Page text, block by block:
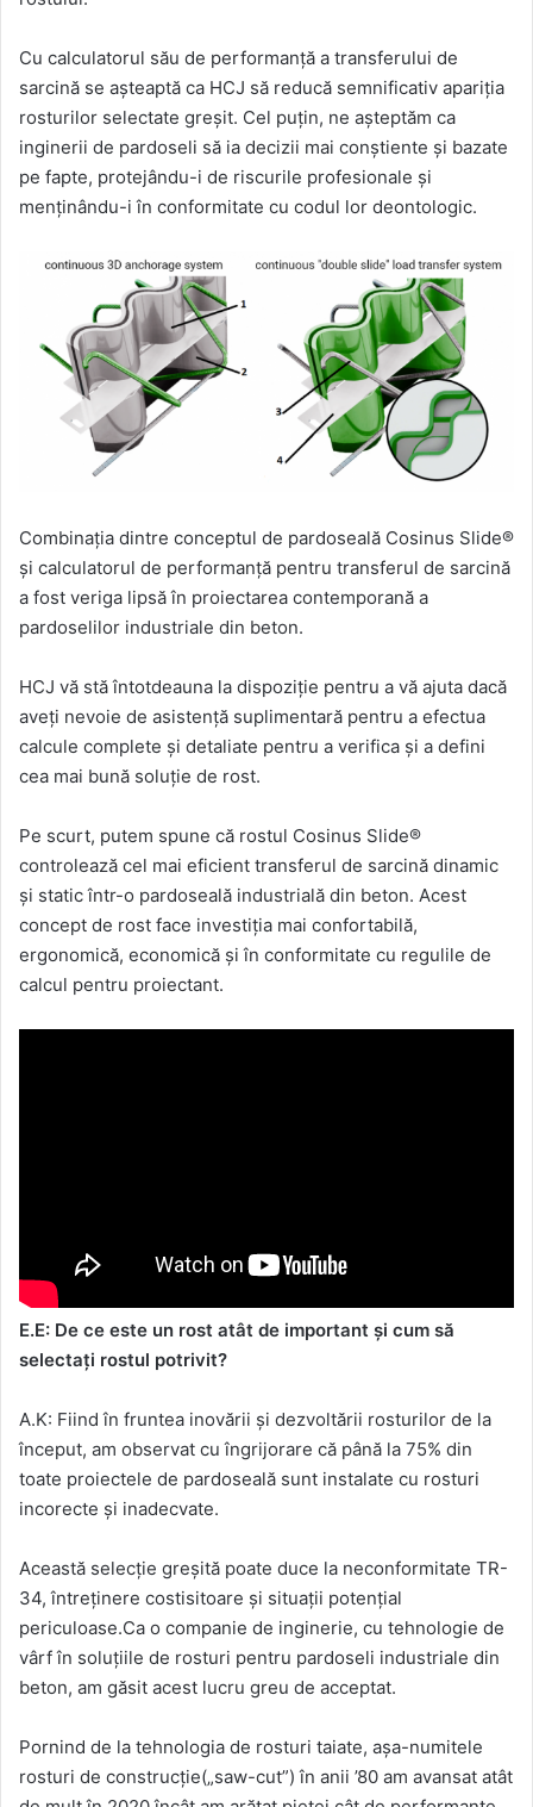
Cu calculatorul său de performanță a transferului de
sarcină se așteaptă ca HCJ să reducă semnificativ apariția
rosturilor selectate greșit. Cel puțin, ne așteptăm ca
inginerii de pardoseli să ia decizii mai conștiente și bazate
pe fapte, protejându-i de riscurile profesionale și
menținându-i în conformitate cu codul lor deontologic.
Combinația dintre conceptul de pardoseală Cosinus Slide®
și calculatorul de performanță pentru transferul de sarcină
a fost veriga lipsă în proiectarea contemporană a
pardoselilor industriale din beton.
HCJ vă stă întotdeauna la dispoziție pentru a vă ajuta dacă
aveți nevoie de asistență suplimentară pentru a efectua
calcule complete și detaliate pentru a verifica și a defini
cea mai bună soluție de rost.
Pe scurt, putem spune că rostul Cosinus Slide®
controlează cel mai eficient transferul de sarcină dinamic
și static într-o pardoseală industrială din beton. Acest
concept de rost face investiția mai confortabilă,
ergonomică, economică și în conformitate cu regulile de
calcul pentru proiectant.
E.E: De ce este un rost atât de important și cum să
selectați rostul potrivit?
A.K: Fiind în fruntea inovării și dezvoltării rosturilor de la
început, am observat cu îngrijorare că până la 75% din
toate proiectele de pardoseală sunt instalate cu rosturi
incorecte și inadecvate.
Această selecție greșită poate duce la neconformitate TR-
34, întreținere costisitoare și situații potențial
periculoase.Ca o companie de inginerie, cu tehnologie de
vârf în soluțiile de rosturi pentru pardoseli industriale din
beton, am găsit acest lucru greu de acceptat.
Pornind de la tehnologia de rosturi taiate, așa-numitele
rosturi de construcție(„saw-cut”) în anii ’80 am avansat atât